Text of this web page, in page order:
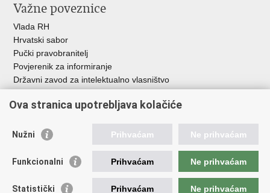
Važne poveznice
Vlada RH
Hrvatski sabor
Pučki pravobranitelj
Povjerenik za informiranje
Državni zavod za intelektualno vlasništvo
HAKOM
Ostale poveznice
Hrvatski audiovizualni centar
Creative Europe
Ova stranica upotrebljava kolačiće
Nužni Prihvaćam Ne prihvaćam
Funkcionalni Prihvaćam Ne prihvaćam
Statistički Prihvaćam Ne prihvaćam